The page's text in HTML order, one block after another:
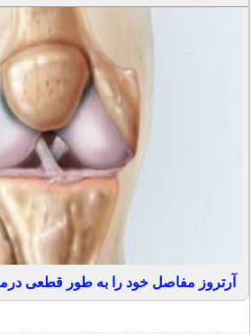
آرتروز مفاصل خود را به طور قطعی